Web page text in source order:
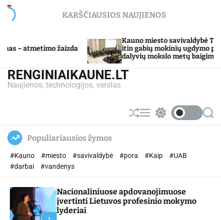
c
n
KARŠČIAUSIOS NAUJIENOS
Kauno miesto savivaldybė Tarpdisciplininio
itin gabių mokinių ugdymo programos
dalyvių mokslo metų baigimo šventė
RENGINIAIKAUNE.LT
Naujienos, technologijos, verslas
S
h
e
M
e w
h
o
r
S
e
Populiariausios žymos
#Kauno #miesto #savivaldybė #pora #Kaip
#UAB
#darbai
#vandenys
Nacionaliniuose apdovanojimuose
įvertinti Lietuvos profesinio mokymo
lyderiai